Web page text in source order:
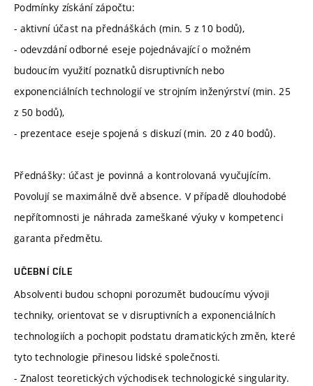
Podmínky získání zápočtu:
- aktivní účast na přednáškách (min. 5 z 10 bodů),
- odevzdání odborné eseje pojednávající o možném
budoucím využití poznatků disruptivních nebo
exponenciálních technologií ve strojním inženýrství (min. 25
z 50 bodů),
- prezentace eseje spojená s diskuzí (min. 20 z 40 bodů).
Přednášky: účast je povinná a kontrolovaná vyučujícím.
Povolují se maximálně dvě absence. V případě dlouhodobé
nepřítomnosti je náhrada zameškané výuky v kompetenci
garanta předmětu.
UČEBNÍ CÍLE
Absolventi budou schopni porozumět budoucímu vývoji
techniky, orientovat se v disruptivních a exponenciálních
technologiích a pochopit podstatu dramatických změn, které
tyto technologie přinesou lidské společnosti.
- Znalost teoretických východisek technologické singularity.